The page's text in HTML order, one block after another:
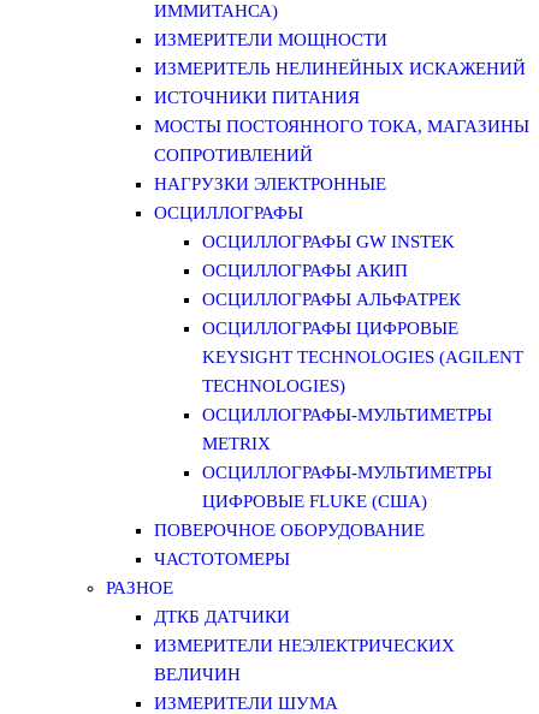
ИММИТАНСА)
ИЗМЕРИТЕЛИ МОЩНОСТИ
ИЗМЕРИТЕЛЬ НЕЛИНЕЙНЫХ ИСКАЖЕНИЙ
ИСТОЧНИКИ ПИТАНИЯ
МОСТЫ ПОСТОЯННОГО ТОКА, МАГАЗИНЫ
СОПРОТИВЛЕНИЙ
НАГРУЗКИ ЭЛЕКТРОННЫЕ
ОСЦИЛЛОГРАФЫ
ОСЦИЛЛОГРАФЫ GW INSTEK
ОСЦИЛЛОГРАФЫ АКИП
ОСЦИЛЛОГРАФЫ АЛЬФАТРЕК
ОСЦИЛЛОГРАФЫ ЦИФРОВЫЕ
KEYSIGHT TECHNOLOGIES (AGILENT
TECHNOLOGIES)
ОСЦИЛЛОГРАФЫ-МУЛЬТИМЕТРЫ
METRIX
ОСЦИЛЛОГРАФЫ-МУЛЬТИМЕТРЫ
ЦИФРОВЫЕ FLUKE (США)
ПОВЕРОЧНОЕ ОБОРУДОВАНИЕ
ЧАСТОТОМЕРЫ
РАЗНОЕ
ДТКБ ДАТЧИКИ
ИЗМЕРИТЕЛИ НЕЭЛЕКТРИЧЕСКИХ
ВЕЛИЧИН
ИЗМЕРИТЕЛИ ШУМА